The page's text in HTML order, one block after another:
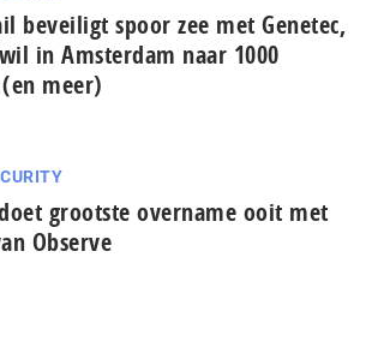
beveiligt spoor zee met Genetec,
in Amsterdam naar 1000
meer)
grootste overname ooit met
Observe